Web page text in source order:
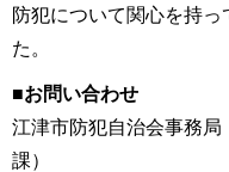
防犯について関心を持
た。
■お問い合わせ
江津市防犯自治会事務
課）